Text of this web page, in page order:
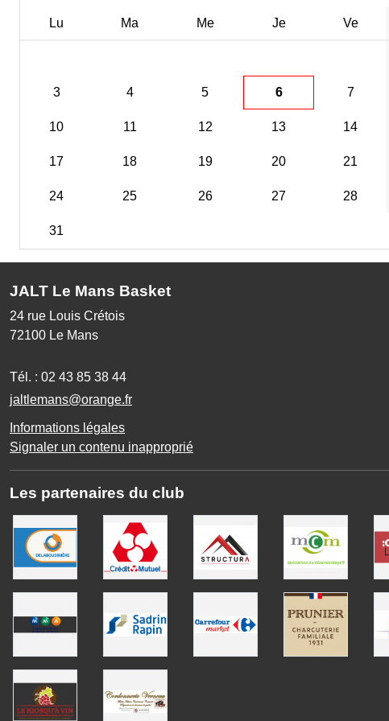
Lu Ma Me Je Ve
3 4 5 6 7
10 11 12 13 14
17 18 19 20 21
24 25 26 27 28
31
JALT Le Mans Basket
24 rue Louis Crétois
72100 Le Mans
Tél. : 02 43 85 38 44
jaltlemans@orange.fr
Informations légales
Signaler un contenu inapproprié
Les partenaires du club